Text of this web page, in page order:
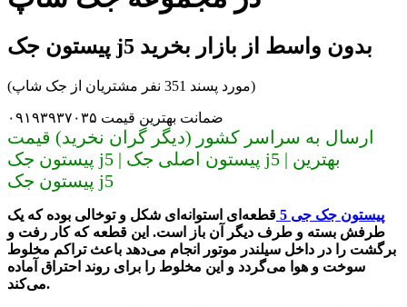
پیستون جک j5 بدون واسط از بازار بخرید
(مورد پسند 351 نفر مشتریان از جک شاپ)
ضمانت بهترین قیمت ۰۹۱۹۳۹۳۷۰۳۵
ارسال به سراسر کشور (دیگر گران نخرید) قیمت
پیستون جک j5 | پیستون اصلی جک j5 | بهترین
پیستون جک j5
پیستون جک جی 5
قطعه‌ای استوانه‌ای شکل و توخالی بوده که یک
طرفش بسته و طرف دیگر آن باز است. این قطعه که کار رفت و
برگشت را در داخل سیلندر موتور انجام می‌دهد باعث تراکم مخلوط
سوخت و هوا می‌گردد و این مخلوط را برای روند احتراق آماده
می‌کند.